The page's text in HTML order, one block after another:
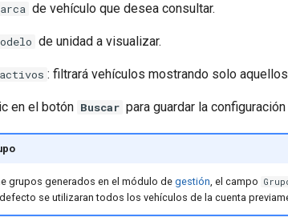
de vehículo que desea consultar.
de unidad a visualizar.
: filtrará vehículos mostrando solo
en el botón Buscar para guardar la
grupos generados en el módulo de gestión , el campo
se utilizaran todos los vehículos de la cuenta